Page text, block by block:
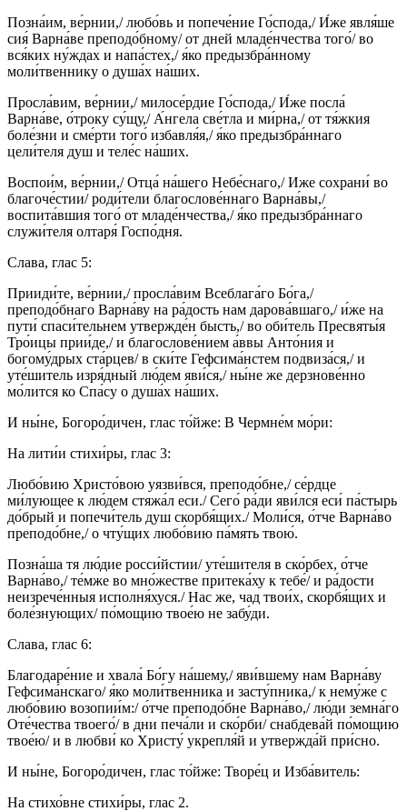
Позна́им, ве́рнии,/ любо́вь и попече́ние Го́спода,/ И́же явля́ше
сия́ Варна́ве преподо́бному/ от дней младе́нчества того́/ во
вся́ких ну́ждах и напа́стех,/ я́ко предызбра́нному
моли́твеннику о душа́х на́ших.
Просла́вим, ве́рнии,/ милосе́рдие Го́спода,/ И́же посла́
Варна́ве, о́троку су́щу,/ А́нгела све́тла и ми́рна,/ от тя́жкия
боле́зни и сме́рти того́ избавля́я,/ я́ко предызбра́ннаго
цели́теля душ и теле́с на́ших.
Воспои́м, ве́рнии,/ Отца́ на́шего Небе́снаго,/ Иже сохрани́ во
благоче́стии/ роди́тели благослове́ннаго Варна́вы,/
воспита́вшия того́ от младе́нчества,/ я́ко предызбра́ннаго
служи́теля олтаря́ Госпо́дня.
Слава, глас 5:
Прииди́те, ве́рнии,/ просла́вим Всеблага́го Бо́га,/
преподо́бнаго Варна́ву на ра́дость нам дарова́вшаго,/ и́же на
пути́ спаси́тельнем утвержде́н бысть,/ во оби́тель Пресвяты́я
Тро́ицы прии́де,/ и благослове́нием а́ввы Анто́ния и
богому́дрых ста́рцев/ в ски́те Гефсима́нстем подвиза́ся,/ и
уте́шитель изря́дный лю́дем яви́ся,/ ны́не же дерзнове́нно
мо́лится ко Спа́су о душа́х на́ших.
И ны́не, Богоро́дичен, глас то́йже: В Чермне́м мо́ри:
На лити́и стихи́ры, глас 3:
Любо́вию Христо́вою уязви́вся, преподо́бне,/ се́рдце
ми́лующее к лю́дем стяжа́л еси./ Сего́ ра́ди яви́лся еси́ па́стырь
до́брый и попечи́тель душ скорбя́щих./ Моли́ся, о́тче Варна́во
преподо́бне,/ о чту́щих любо́вию па́мять твою́.
Позна́ша тя лю́дие росси́йстии/ уте́шителя в ско́рбех, о́тче
Варна́во,/ те́мже во мно́жестве притека́ху к тебе́/ и ра́дости
неизрече́нныя исполня́хуся./ Нас же, чад твои́х, скорбя́щих и
боле́знующих/ по́мощию твое́ю не забу́ди.
Слава, глас 6:
Благодаре́ние и хвала́ Бо́гу на́шему,/ яви́вшему нам Варна́ву
Гефсима́нскаго/ я́ко моли́твенника и засту́пника,/ к нему́же с
любо́вию возопии́м:/ о́тче преподо́бне Варна́во,/ лю́ди земна́го
Оте́чества твоего́/ в дни печа́ли и ско́рби/ снабдева́й по́мощию
твое́ю/ и в любви́ ко Христу́ укрепля́й и утвержда́й при́сно.
И ны́не, Богоро́дичен, глас то́йже: Творе́ц и Изба́витель:
На стихо́вне стихи́ры, глас 2.